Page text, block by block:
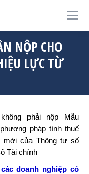
NỘP CHO
LỰC TỪ
phải nộp Mẫu
pháp tính thuế
mới của Thông tư số
Tài chính
doanh nghiệp có